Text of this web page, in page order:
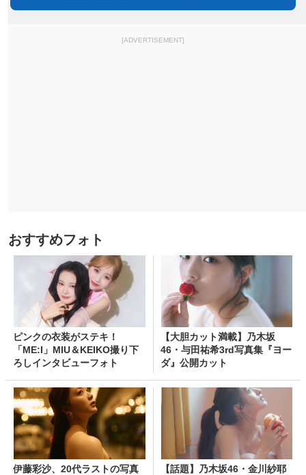
[ADVERTISEMENT]
おすすめフォト
ピンクの衣装がステキ！
「ME:I」MIU＆KEIKO撮り下
ろしインタビューフォト
【大胆カット満載】乃木坂
46・与田祐希3rd写真集『ヨー
ダ』公開カット
伊藤彩沙、20代ラストの写真
【話題】乃木坂46・金川紗耶